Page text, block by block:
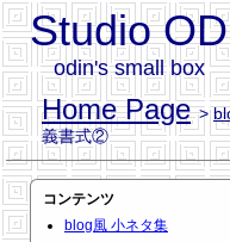
Studio
odin's small box
Home Page >
義書式②
コンテンツ
blog風 小ネタ集